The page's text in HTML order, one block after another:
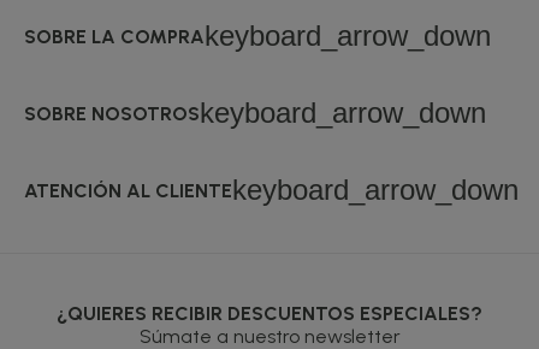
SOBRE LA COMPRAkeyboard_arrow_down
SOBRE NOSOTROSkeyboard_arrow_down
ATENCIÓN AL CLIENTEkeyboard_arrow_down
¿QUIERES RECIBIR DESCUENTOS ESPECIALES?
Súmate a nuestro newsletter